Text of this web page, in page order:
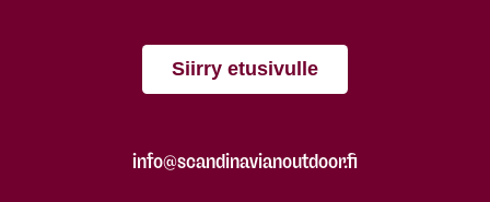
Siirry etusivulle
info@scandinavianoutdoor.fi